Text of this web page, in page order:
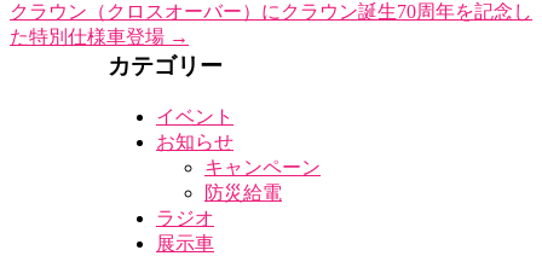
クラウン（クロスオーバー）にクラウン誕生70周年を記念し
た特別仕様車登場 →
カテゴリー
イベント
お知らせ
キャンペーン
防災給電
ラジオ
展示車